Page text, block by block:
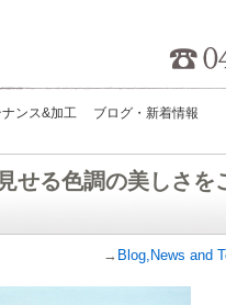
ナンス&加工 ブログ・新着情報
せる色調の美しさを
→ Blog,News and